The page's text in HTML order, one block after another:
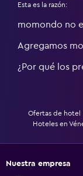
Esta es la razón:
momondo no
Agregamos
¿Por qué los
Ofertas de hotel
Hoteles en
Nuestra empresa